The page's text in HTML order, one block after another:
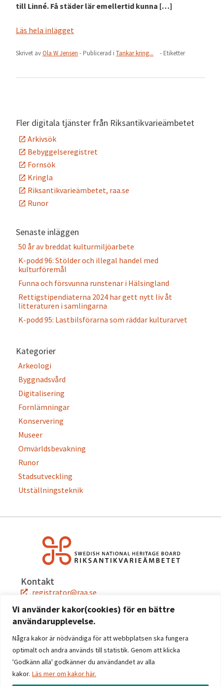
Vi använder kakor(cookies) för en bättre
användarupplevelse.
Några kakor är nödvändiga för att webbplatsen ska fungera
optimalt och andra används till statistik. Genom att klicka
'Godkänn alla' godkänner du användandet av alla
kakor. Läs mer om kakor här.
till Linné. Få städer lär emellertid kunna […]
Läs hela inlägget
Skrivet avOla W Jensen - Publicerad i Tankar kring... - Etiketter
Fler digitala tjänster från Riksantikvarieämbetet
Arkivsök
Bebyggelseregistret
Fornsök
Kringla
Riksantikvarieämbetet, raa.se
Runor
Senaste inläggen
50 år av breddat kulturmiljöarbete
K-podd 96: Stölder och illegal handel med
kulturföremål
Funna och försvunna runstenar i Hälsingland
Rettigstipendiaterna 2024 har gett nytt liv åt
litteraturen i samlingarna
K-podd 95: Lastbilsförarna som räddar kulturarvet
Kategorier
Arkeologi
Byggnadsvård
Digitalisering
Fornlämningar
Konservering
Museer
Omvärldsbevakning
Runor
Stadsutveckling
Utställningsteknik
Kontakt
registrator@raa.se
08-5191 80 00
Snabblänkar
Jobba hos oss
Press
Kontakta oss
Följ oss